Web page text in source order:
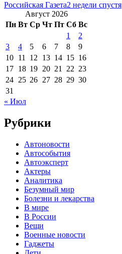
Российская Газета2 недели спустя
Август 2026
Пн Вт Ср Чт Пт Сб Вс
1
2
3
4 5 6 7 8
9
10 11 12 13 14 15 16
17 18 19 20 21 22 23
24 25 26 27 28 29 30
31
« Июл
Рубрики
Автоновости
Автособытия
Автоэксперт
Актеры
Аналитика
Безумный мир
Болезни и лекарства
В мире
В России
Вещи
Военные новости
Гаджеты